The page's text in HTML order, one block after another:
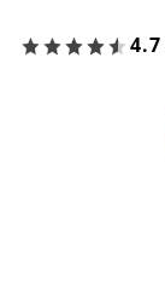
4.7